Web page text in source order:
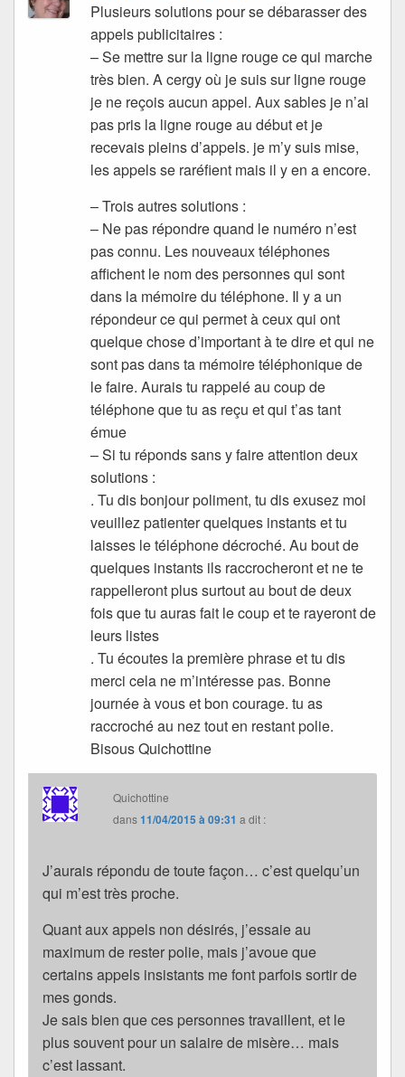
Plusieurs solutions pour se débarasser des
appels publicitaires :
– Se mettre sur la ligne rouge ce qui marche
très bien. A cergy où je suis sur ligne rouge
je ne reçois aucun appel. Aux sables je n’ai
pas pris la ligne rouge au début et je
recevais pleins d’appels. je m’y suis mise,
les appels se raréfient mais il y en a encore.
– Trois autres solutions :
– Ne pas répondre quand le numéro n’est
pas connu. Les nouveaux téléphones
affichent le nom des personnes qui sont
dans la mémoire du téléphone. Il y a un
répondeur ce qui permet à ceux qui ont
quelque chose d’important à te dire et qui ne
sont pas dans ta mémoire téléphonique de
le faire. Aurais tu rappelé au coup de
téléphone que tu as reçu et qui t’as tant
émue
– Si tu réponds sans y faire attention deux
solutions :
. Tu dis bonjour poliment, tu dis exusez moi
veuillez patienter quelques instants et tu
laisses le téléphone décroché. Au bout de
quelques instants ils raccrocheront et ne te
rappelleront plus surtout au bout de deux
fois que tu auras fait le coup et te rayeront de
leurs listes
. Tu écoutes la première phrase et tu dis
merci cela ne m’intéresse pas. Bonne
journée à vous et bon courage. tu as
raccroché au nez tout en restant polie.
Bisous Quichottine
Quichottine
dans11/04/2015 à 09:31 a dit :
J’aurais répondu de toute façon… c’est quelqu’un
qui m’est très proche.
Quant aux appels non désirés, j’essaie au
maximum de rester polie, mais j’avoue que
certains appels insistants me font parfois sortir de
mes gonds.
Je sais bien que ces personnes travaillent, et le
plus souvent pour un salaire de misère… mais
c’est lassant.